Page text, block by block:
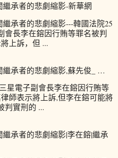
承者的悲劇縮影-新華網
承者的悲劇縮影---韓國法院25
會長李在鎔因行賄等罪名被判
上訴，但 ...
繼承者的悲劇縮影,蘇先俊_ …
星電子副會長李在鎔因行賄等
師表示將上訴,但李在鎔可能將
判實刑的 ...
承者的悲劇縮影|李在鎔|繼承